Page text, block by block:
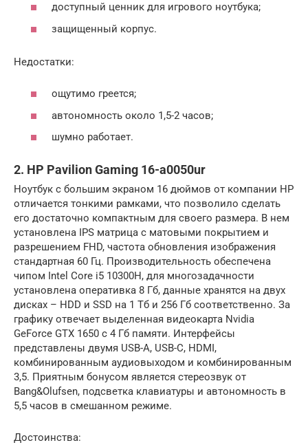
доступный ценник для игрового ноутбука;
защищенный корпус.
Недостатки:
ощутимо греется;
автономность около 1,5-2 часов;
шумно работает.
2. HP Pavilion Gaming 16-a0050ur
Ноутбук с большим экраном 16 дюймов от компании HP
отличается тонкими рамками, что позволило сделать
его достаточно компактным для своего размера. В нем
установлена IPS матрица с матовыми покрытием и
разрешением FHD, частота обновления изображения
стандартная 60 Гц. Производительность обеспечена
чипом Intel Core i5 10300H, для многозадачности
установлена оперативка 8 Гб, данные хранятся на двух
дисках – HDD и SSD на 1 Тб и 256 Гб соответственно. За
графику отвечает выделенная видеокарта Nvidia
GeForce GTX 1650 c 4 Гб памяти. Интерфейсы
представлены двумя USB-A, USB-C, HDMI,
комбинированным аудиовыходом и комбинированным
3,5. Приятным бонусом является стереозвук от
Bang&Olufsen, подсветка клавиатуры и автономность в
5,5 часов в смешанном режиме.
Достоинства: